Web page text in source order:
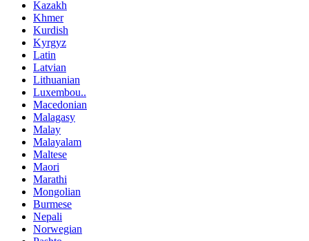
Kazakh
Khmer
Kurdish
Kyrgyz
Latin
Latvian
Lithuanian
Luxembou..
Macedonian
Malagasy
Malay
Malayalam
Maltese
Maori
Marathi
Mongolian
Burmese
Nepali
Norwegian